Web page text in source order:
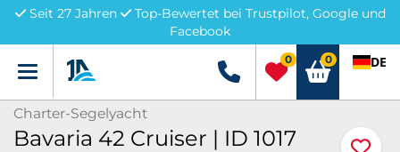
Seit 27 Jahren
Top-Bewertet bei Trustpilot, Google und
Facebook
Menü +49 5741 3222690
0 0 DE
Charter-Segelyacht
Bavaria 42 Cruiser | ID 1017